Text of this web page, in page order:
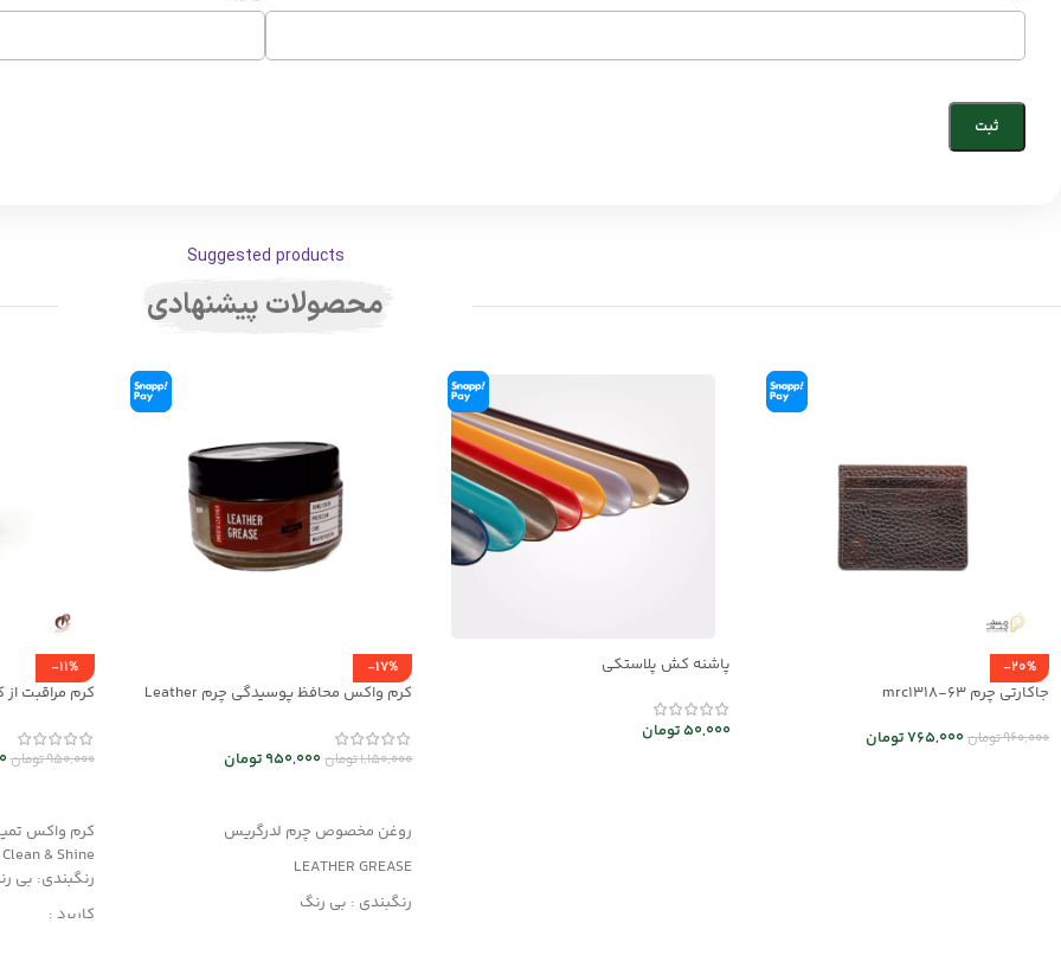
Suggested products
محصولات پیشنهادی
-20%
جاکارتی چرم mrc1318-63
960,000تومان765,000تومان
پاشنه کش پلاستکی
50,000تومان
-17%
کرم واکس محافظ پوسیدگی چرم Leather
1,150,000تومان950,000تومان
روغن مخصوص چرم لدرگریس
LEATHER GREASE
رنگبندی : بی رنگ
-11%
950,000تومان
کرم واکس
Clean & Shine
رنگبندی: بی
کاربرد :